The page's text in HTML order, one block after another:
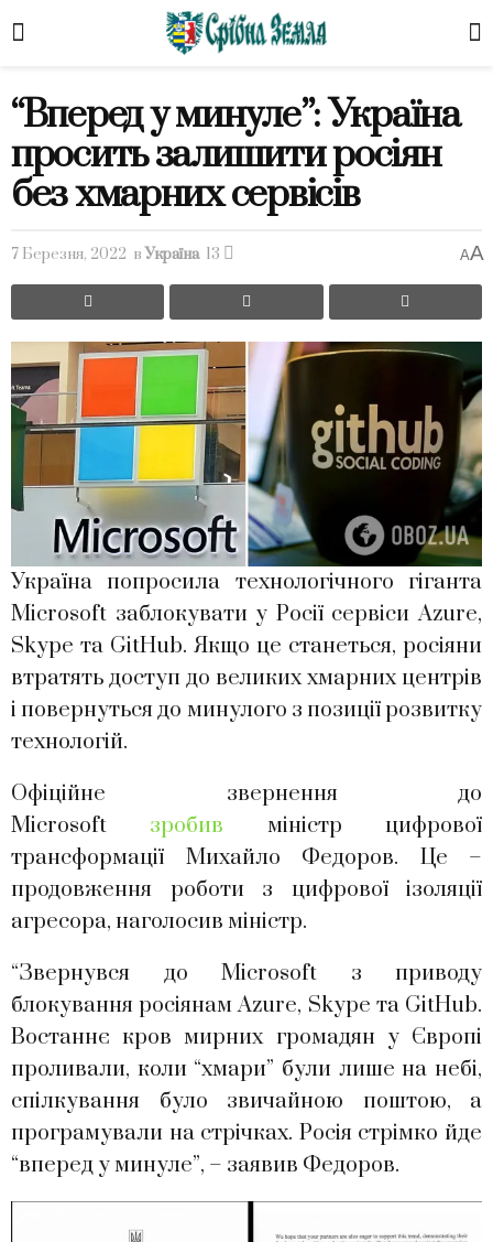
“Вперед у минуле”: Україна
просить залишити росіян
без хмарних сервісів
7 Березня, 2022 в Україна 13 AA
Україна попросила технологічного гіганта
Microsoft заблокувати у Росії сервіси Azure,
Skype та GitHub. Якщо це станеться, росіяни
втратять доступ до великих хмарних центрів
і повернуться до минулого з позиції розвитку
технологій.
Офіційне звернення до
Microsoft зробив міністр цифрової
трансформації Михайло Федоров. Це –
продовження роботи з цифрової ізоляції
агресора, наголосив міністр.
“Звернувся до Microsoft з приводу
блокування росіянам Azure, Skype та GitHub.
Востаннє кров мирних громадян у Європі
проливали, коли “хмари” були лише на небі,
спілкування було звичайною поштою, а
програмували на стрічках. Росія стрімко йде
“вперед у минуле”, – заявив Федоров.